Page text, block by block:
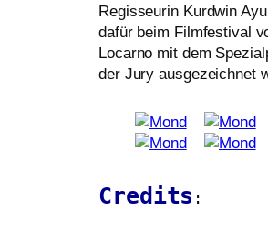
Regisseurin Kurdwin
dafür beim Filmfestival
Locarno mit dem
der Jury aus­ge­zeich­net
Credits :